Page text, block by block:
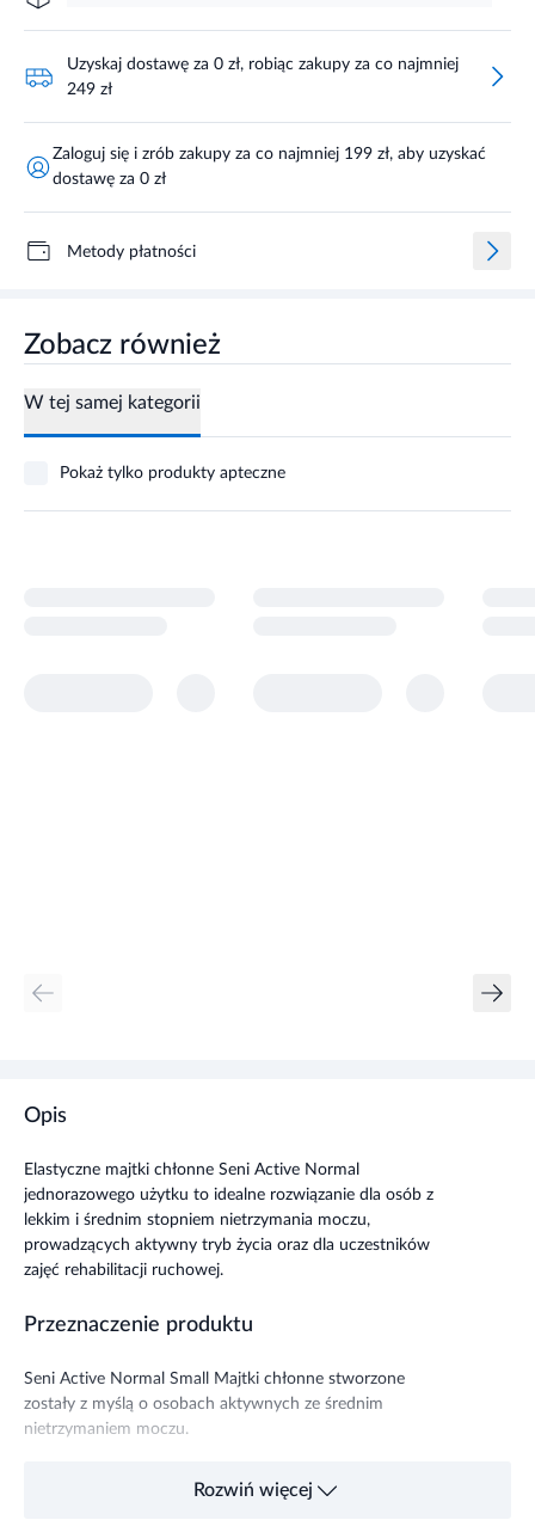
Uzyskaj dostawę za 0 zł, robiąc zakupy za co najmniej
249 zł
Zaloguj się i zrób zakupy za co najmniej 199 zł, aby uzyskać
dostawę za 0 zł
Metody płatności
Zobacz również
W tej samej kategorii
Pokaż tylko produkty apteczne
Opis
Elastyczne majtki chłonne Seni Active Normal
jednorazowego użytku to idealne rozwiązanie dla osób z
lekkim i średnim stopniem nietrzymania moczu,
prowadzących aktywny tryb życia oraz dla uczestników
zajęć rehabilitacji ruchowej.
Przeznaczenie produktu
Seni Active Normal Small Majtki chłonne stworzone
zostały z myślą o osobach aktywnych ze średnim
nietrzymaniem moczu.
Sposób użycia wyrobu medycznego
Rozwiń więcej